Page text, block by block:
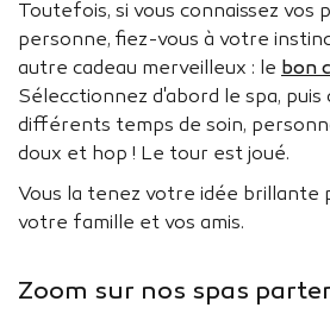
Toutefois, si vous connaissez vos
personne, fiez-vous à votre
autre cadeau merveilleux : le bon
Sélecctionnez d'abord le spa, puis
différents temps de soin,
doux et hop ! Le tour est joué.
Vous la tenez votre idée brillante
votre famille et vos amis.
Zoom sur nos spas